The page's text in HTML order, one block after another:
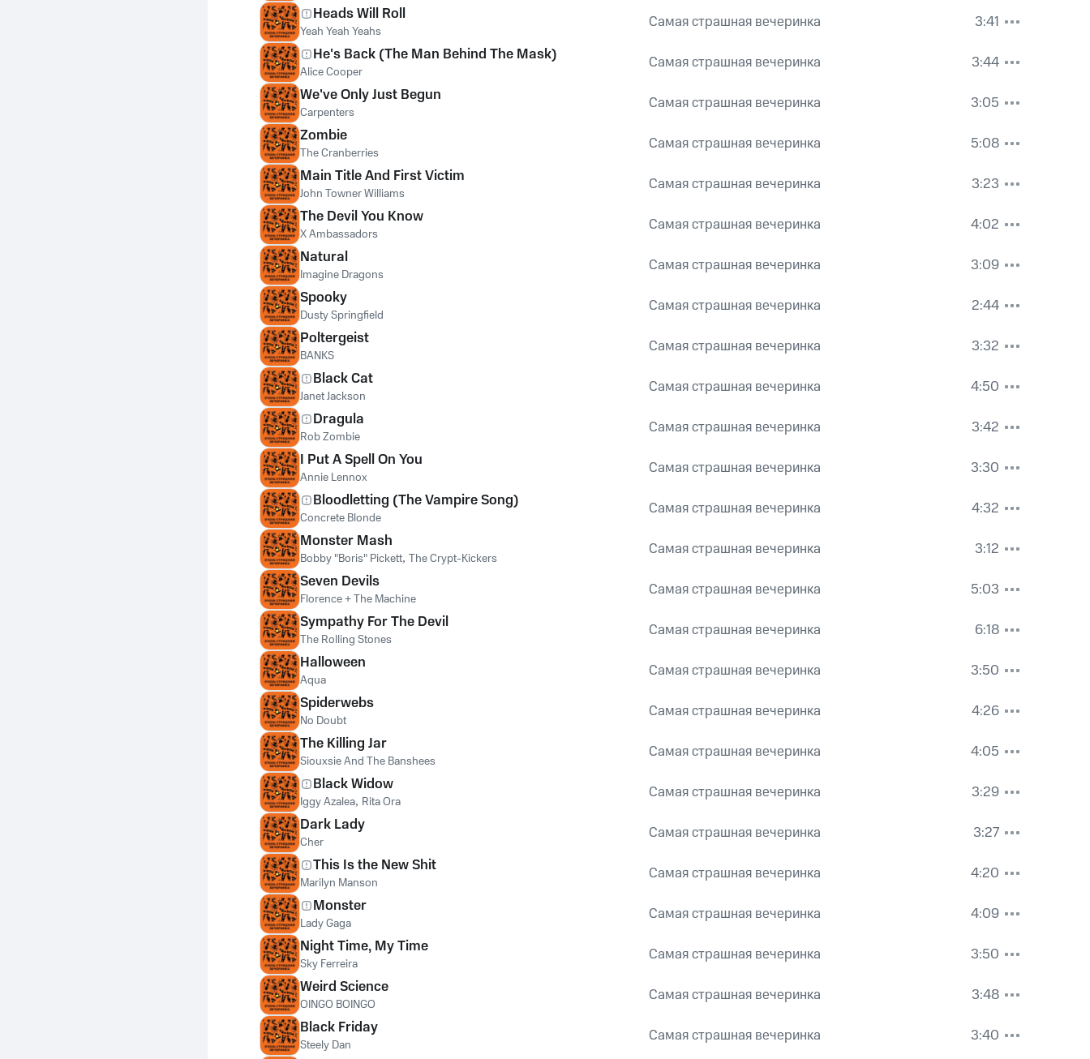
Heads Will Roll
Yeah Yeah Yeahs Самая страшная вечеринка
3:41
He's Back (The Man Behind The Mask)
Alice Cooper Самая страшная вечеринка
3:44
We've Only Just Begun
Carpenters Самая страшная вечеринка
3:05
Zombie
The Cranberries Самая страшная вечеринка
5:08
Main Title And First Victim
John Towner Williams Самая страшная вечеринка
3:23
The Devil You Know
X Ambassadors Самая страшная вечеринка
4:02
Natural
Imagine Dragons Самая страшная вечеринка
3:09
Spooky
Dusty Springfield Самая страшная вечеринка
2:44
Poltergeist
BANKS Самая страшная вечеринка
3:32
Black Cat
Janet Jackson Самая страшная вечеринка
4:50
Dragula
Rob Zombie Самая страшная вечеринка
3:42
I Put A Spell On You
Annie Lennox Самая страшная вечеринка
3:30
Bloodletting (The Vampire Song)
Concrete Blonde Самая страшная вечеринка
4:32
Monster Mash
Bobby "Boris" Pickett, The Crypt-Kickers Самая страшная вечеринка
3:12
Seven Devils
Florence + The Machine Самая страшная вечеринка
5:03
Sympathy For The Devil
The Rolling Stones Самая страшная вечеринка
6:18
Halloween
Aqua Самая страшная вечеринка
3:50
Spiderwebs
No Doubt Самая страшная вечеринка
4:26
The Killing Jar
Siouxsie And The Banshees Самая страшная вечеринка
4:05
Black Widow
Iggy Azalea, Rita Ora Самая страшная вечеринка
3:29
Dark Lady
Cher Самая страшная вечеринка
3:27
This Is the New Shit
Marilyn Manson Самая страшная вечеринка
4:20
Monster
Lady Gaga Самая страшная вечеринка
4:09
Night Time, My Time
Sky Ferreira Самая страшная вечеринка
3:50
Weird Science
OINGO BOINGO Самая страшная вечеринка
3:48
Black Friday
Steely Dan Самая страшная вечеринка
3:40